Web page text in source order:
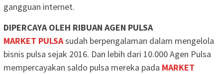
gangguan internet.
DIPERCAYA OLEH RIBUAN AGEN PULSA
MARKET PULSAsudah berpengalaman dalam mengelola
bisnis pulsa sejak 2016. Dan lebih dari 10.000 Agen Pulsa
mempercayakan saldo pulsa mereka pada MARKET